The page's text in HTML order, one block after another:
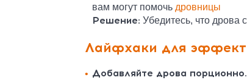
вам могут помочь дровницы
Решение: Убедитесь, что дрова
Лайфхаки для
Добавляйте дрова порционно.